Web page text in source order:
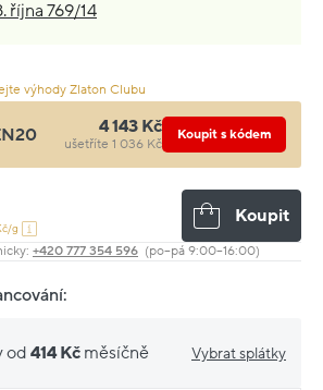
října 769/14
výhody Zlaton Clubu
4 143 Kč
ušetříte 1 036 Kč
Koupit s kódem
g
Koupit
+420 777 354 596 (po–pá 9:00–16:00)
od 414 Kč měsíčně Vybrat splátky